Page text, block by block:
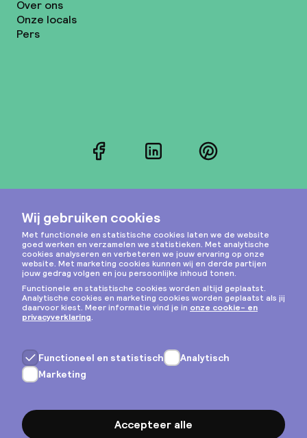
Over ons
Onze locals
Pers
FacebookLinkedInPinterest
Instagram
Privacy & cookies
Algemene voorwaarden